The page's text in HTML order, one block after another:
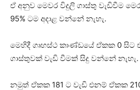
ඒ අනුව මෙවර විදුලි ගාස්තු වැඩිවීම
95% ටම අදාළ වන්නේ නැහැ.
මෙහිදී ගෘහස්ථ කාණ්ඩයේ ඒකක 0 සිට
ගාස්තුවක් වැඩි වීමක් සිදු වන්නේ නැහැ.
නමුත් ඒකක 181 ට වැඩි එනම් ඒකක